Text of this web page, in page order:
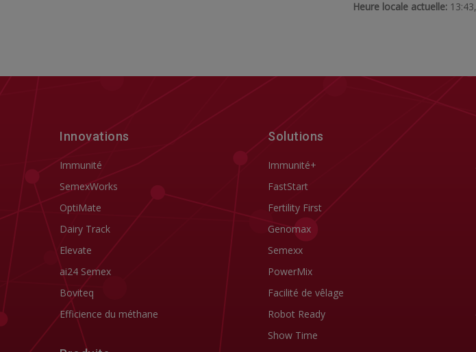
Heure locale actuelle:
Innovations
Immunité
SemexWorks
OptiMate
Dairy Track
Elevate
ai24 Semex
Boviteq
Efficience du méthane
Solutions
Immunité+
FastStart
Fertility First
Genomax
Semexx
PowerMix
Facilité de vêlage
Robot Ready
Show Time